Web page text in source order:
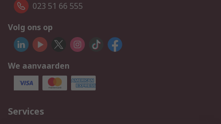
023 51 66 555
Volg ons op
We aanvaarden
Services